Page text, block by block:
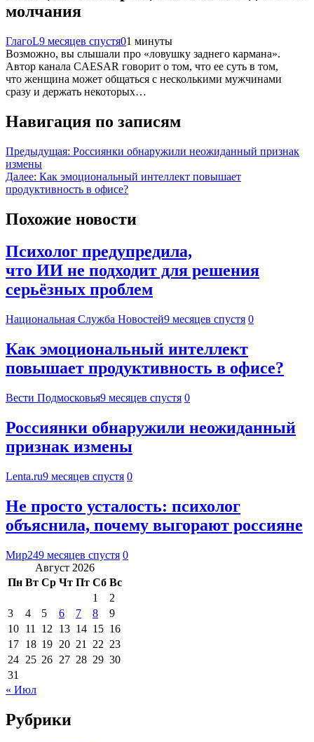
молчания
ГлагоL9 месяцев спустя01 минуты
Возможно, вы слышали про «ловушку заднего кармана».
Автор канала CAESAR говорит о том, что ее суть в том,
что женщина может общаться с несколькими мужчинами
сразу и держать некоторых…
Навигация по записям
Предыдущая: Россиянки обнаружили неожиданный признак
измены
Далее: Как эмоциональный интеллект повышает
продуктивность в офисе?
Похожие новости
Психолог предупредила,
что ИИ не подходит для решения
серьёзных проблем
Национальная Служба Новостей9 месяцев спустя 0
Как эмоциональный интеллект
повышает продуктивность в офисе?
Вести Подмосковья9 месяцев спустя 0
Россиянки обнаружили неожиданный
признак измены
Lenta.ru9 месяцев спустя 0
Не просто усталость: психолог
объяснила, почему выгорают россияне
Мир249 месяцев спустя 0
Август 2026
Пн Вт Ср Чт Пт Сб Вс
1
2
3
4 5 6 7 8
9
10 11 12 13 14 15 16
17 18 19 20 21 22 23
24 25 26 27 28 29 30
31
« Июл
Рубрики